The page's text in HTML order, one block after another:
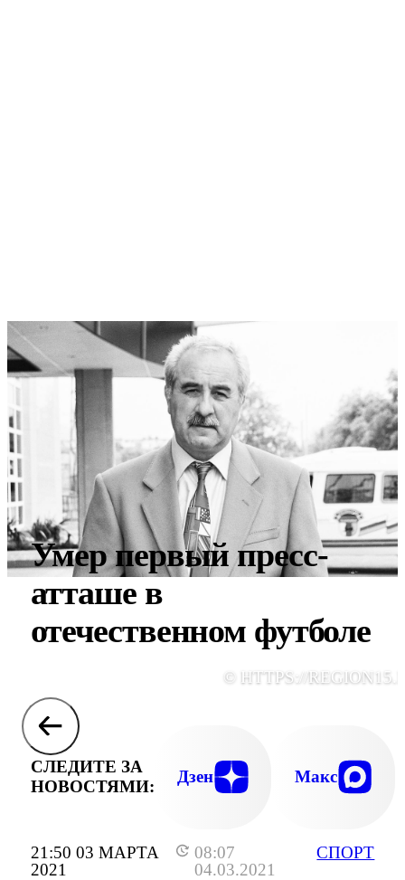
21:50 03 МАРТА
2021
08:07
04.03.2021
СПОРТ
Умер первый пресс-
атташе в
отечественном футболе
© HTTPS://
СЛЕДИТЕ ЗА
НОВОСТЯМИ:
Дзен Макс